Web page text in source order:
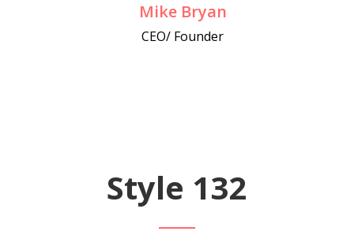
Mike Bryan
CEO/ Founder
Style 132